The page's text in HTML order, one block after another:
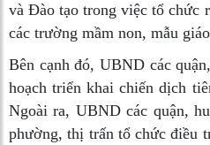
và Đào tạo trong việc tổ chức
các trường mầm non, mẫu
Bên cạnh đó, UBND các
hoạch triển khai chiến dịch
Ngoài ra, UBND các quận,
phường, thị trấn tổ chức điều